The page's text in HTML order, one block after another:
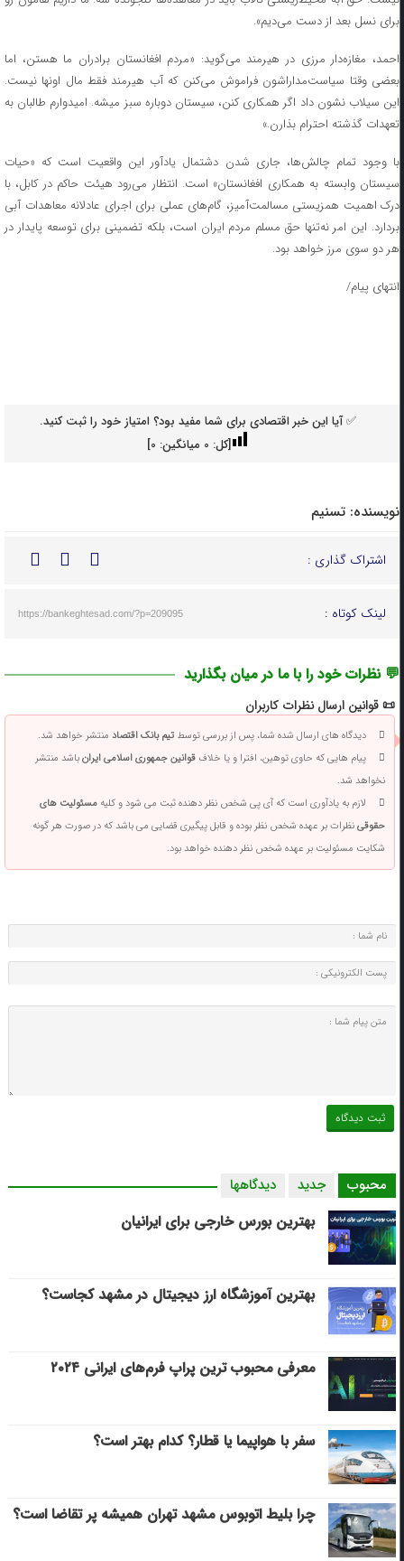
برای نسل بعد از دست می‌دیم».
احمد، مغازه‌دار مرزی در هیرمند می‌گوید: «مردم افغانستان برادران ما هستن، اما
بعضی وقتا سیاست‌مداراشون فراموش می‌کنن که آب هیرمند فقط مال اونها نیست.
این سیلاب نشون داد اگر همکاری کنن، سیستان دوباره سبز میشه. امیدوارم طالبان به
تعهدات گذشته احترام بذارن.»
با وجود تمام چالش‌ها، جاری شدن دشتمال یادآور این واقعیت است که «حیات
سیستان وابسته به همکاری افغانستان» است. انتظار می‌رود هیئت حاکم در کابل، با
درک اهمیت همزیستی مسالمت‌آمیز، گام‌های عملی برای اجرای عادلانه معاهدات آبی
بردارد. این امر نه‌تنها حق مسلم مردم ایران است، بلکه تضمینی برای توسعه پایدار در
هر دو سوی مرز خواهد بود.
انتهای پیام/
✅ آیا این خبر اقتصادی برای شما مفید بود؟ امتیاز خود را ثبت کنید.
[کل: 0میانگین: 0
]
نویسنده: تسنیم
اشتراک گذاری :
لینک کوتاه : https://bankeghtesad.com/?p=209095
💬 نظرات خود را با ما در میان بگذارید
📜 قوانین ارسال نظرات کاربران
دیدگاه های ارسال شده شما، پس از بررسی توسطتیم بانک اقتصادمنتشر خواهد شد.
پیام هایی که حاوی توهین، افترا و یا خلافقوانین جمهوری اسلامی ایرانباشد منتشر
نخواهد شد.
لازم به یادآوری است که آی پی شخص نظر دهنده ثبت می شود و کلیهمسئولیت های
حقوقینظرات بر عهده شخص نظر بوده و قابل پیگیری قضایی می باشد که در صورت هر گونه
شکایت مسئولیت بر عهده شخص نظر دهنده خواهد بود.
محبوب جدید دیدگاهها
بهترین بورس خارجی برای ایرانیان
بهترین آموزشگاه ارز دیجیتال در مشهد کجاست؟
معرفی محبوب ترین پراپ فرم‌های ایرانی ۲۰۲۴
سفر با هواپیما یا قطار؟ کدام بهتر است؟
چرا بلیط اتوبوس مشهد تهران همیشه پر تقاضا است؟